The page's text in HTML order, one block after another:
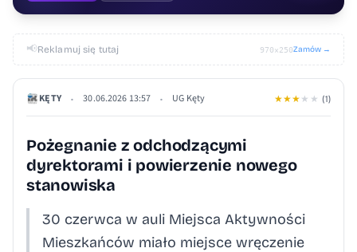
📢Reklamuj się tutaj 970×250Zamów →
KĘTY • 30.06.2026 13:57 • UG Kęty ★★★ ★ ★ (1)
Pożegnanie z odchodzącymi
dyrektorami i powierzenie nowego
stanowiska
30 czerwca w auli Miejsca Aktywności
Mieszkańców miało miejsce wręczenie